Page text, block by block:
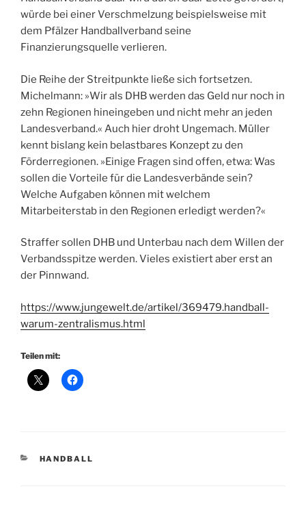
würde bei einer Verschmelzung beispielsweise mit
dem Pfälzer Handballverband seine
Finanzierungsquelle verlieren.
Die Reihe der Streitpunkte ließe sich fortsetzen.
Michelmann: »Wir als DHB werden das Geld nur noch in
zehn Regionen hineingeben und nicht mehr an jeden
Landesverband.« Auch hier droht Ungemach. Müller
kennt bislang kein belastbares Konzept zu den
Förderregionen. »Einige Fragen sind offen, etwa: Was
sollen die Vorteile für die Landesverbände sein?
Welche Aufgaben können mit welchem
Mitarbeiterstab in den Regionen erledigt werden?«
Straffer sollen DHB und Unterbau nach dem Willen der
Verbandsspitze werden. Vieles existiert aber erst an
der Pinnwand.
https://www.jungewelt.de/artikel/369479.handball-
warum-zentralismus.html
Teilen mit:
KATEGORIEN
HANDBALL